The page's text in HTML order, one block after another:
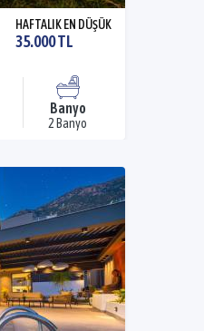
HAFTALIK EN DÜŞÜK
35.000 TL
Banyo
2 Banyo